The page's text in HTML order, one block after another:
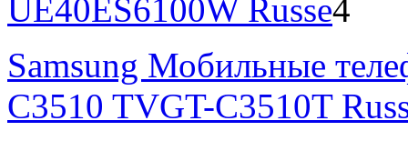
UE40ES6100W Russe4
Samsung Мобильные
C3510 TVGT-C3510T